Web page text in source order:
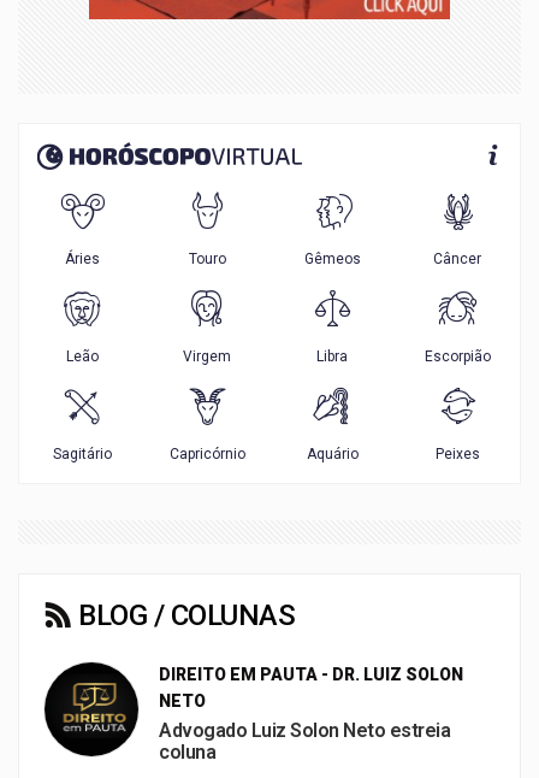
BLOG / COLUNAS
DIREITO EM PAUTA - DR. LUIZ SOLON
NETO
Advogado Luiz Solon Neto estreia
coluna